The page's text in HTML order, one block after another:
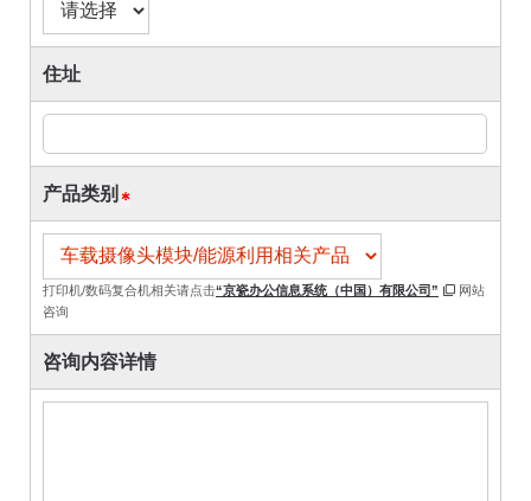
住址
产品类别
打印机/数码复合机相关请点击“京瓷办公信息系统（中国）有限公司”
网站
咨询
咨询内容详情